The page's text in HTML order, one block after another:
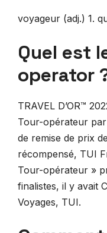
voyageur (adj.) 1.
Quel est
operator
TRAVEL D’OR™
Tour-opérateur
de remise de prix
récompensé, TUI
Tour-opérateur »
finalistes, il y avait
Voyages, TUI.